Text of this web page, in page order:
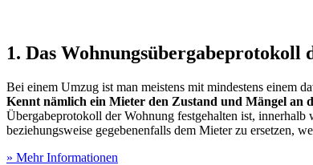
1. Das Wohnungsübergabeprotokoll
Bei einem Umzug ist man meistens mit mindestens einem
Kennt nämlich ein Mieter den Zustand und Mängel an
Übergabeprotokoll der Wohnung festgehalten ist,
beziehungsweise gegebenenfalls dem Mieter zu ersetzen,
» Mehr Informationen